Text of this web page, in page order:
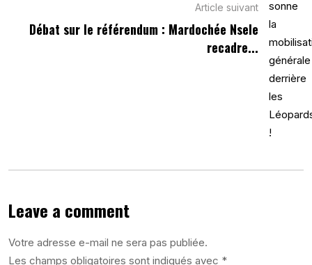
Article suivant
Débat sur le référendum : Mardochée Nsele
recadre...
Leave a comment
Votre adresse e-mail ne sera pas publiée.
Les champs obligatoires sont indiqués avec *